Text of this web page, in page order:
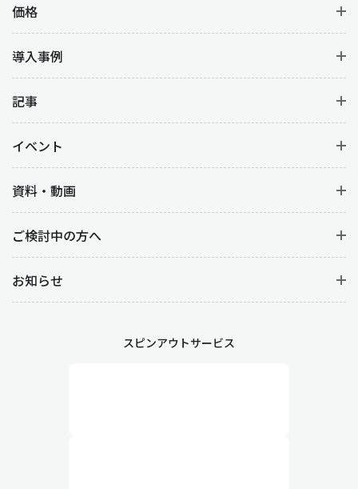
価格
導入事例
記事
イベント
資料・動画
ご検討中の方へ
お知らせ
スピンアウトサービス